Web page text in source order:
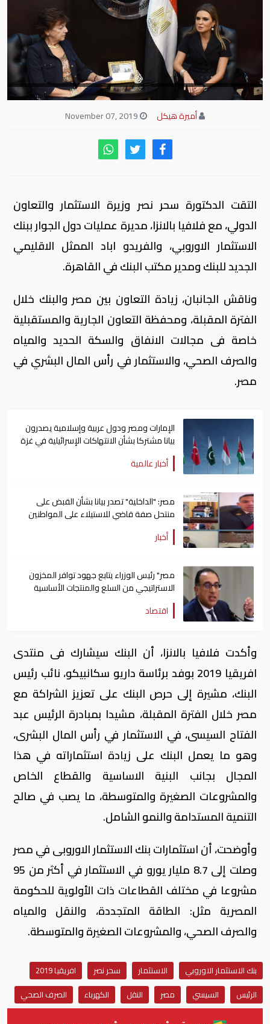
أميرة هيكل
التقت الدكتورة سحر نصر وزيرة الاستثمار والتعاون
الدولي، مع فلافيا بالانزا، مديرة عمليات دول الجوار ببنك
الاستثمار الاوروبي، والفريدو اباد الممثل الاقليمي
الجديد للبنك ومدير مكتب البنك في القاهرة.
وناقش الجانبان، زيادة التعاون بين مصر والبنك خلال
الفترة المقبلة، ومحفظة التعاون الجارية والمستقبلية
خاصة فى مجالات الانفاق والسكة الحديد والمياه
والصرف الصحي، والاستثمار في رأس المال البشري في
مصر.
الإمارات ومصر ودول عربية وإسلامية يصدرون
بيانا مشتركا بشأن الانتهاكات الإسرائيلية في غزة
أخبار عالمية
مصر: "الداخلية" تصدر بيانا بشأن القبض على
منتحل صفة قاضي للاستيلاء على المواطنين
أخبار
مصر" رئيس الوزراء يتابع جهود توافر المخزون
الاستراتيجي من السلع والمنتجات الأساسية
اقتصاد
وأكدت فلافيا بالانزا، أن البنك سيشارك فى منتدى
افريقيا 2019 بوفد برئاسة داريو سكانبيكو، نائب رئيس
البنك، مشيرة إلى حرص البنك على تعزيز الشراكة مع
مصر خلال الفترة المقبلة، مشيدا بمبادرة الرئيس عبد
الفتاح السيسى، في الاستثمار في رأس المال البشرى،
وهو ما يعمل البنك على زيادة استثماراته في هذا
المجال بجانب البنية الاساسية والقطاع الخاص
والمشروعات الصغيرة والمتوسطة، ما يصب في صالح
التنمية المستدامة والنمو الشامل.
وأوضحت، أن استثمارات بنك الاستثمار الاوروبى في مصر
وصلت إلى 8.7 مليار يورو في الاستثمار في أكثر من 95
مشروعا في مختلف القطاعات ذات الأولوية للحكومة
المصرية مثل: الطاقة المتجددة، والنقل والمياه
والصرف الصحي، والمشروعات الصغيرة والمتوسطة.
بنك الاستثمار الاوروبي الاستثمار سحر نصر
افريقيا 2019
الرئيس
السيسي مصر النقل الكهرباء الصرف الصحي